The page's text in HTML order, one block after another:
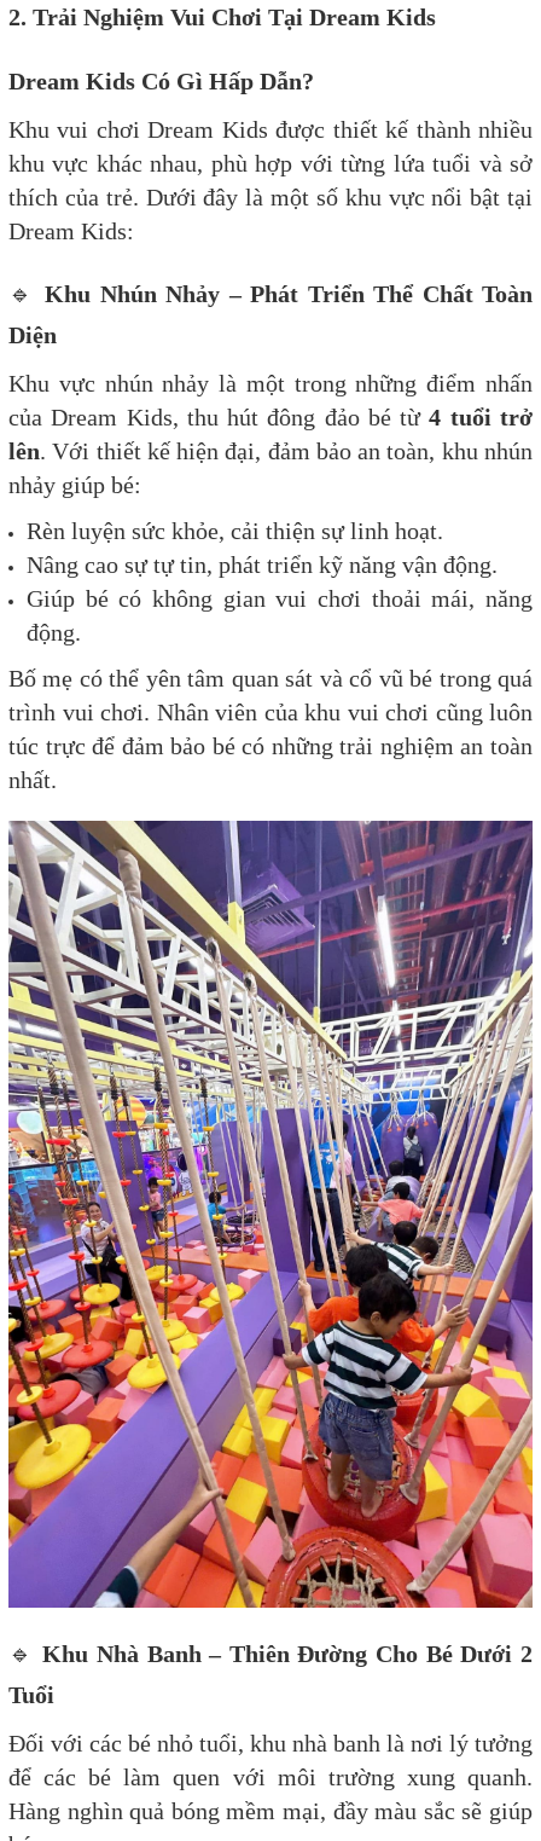
2. Trải Nghiệm Vui Chơi Tại Dream Kids
Dream Kids Có Gì Hấp Dẫn?
Khu vui chơi Dream Kids được thiết kế thành nhiều
khu vực khác nhau, phù hợp với từng lứa tuổi và sở
thích của trẻ. Dưới đây là một số khu vực nổi bật tại
Dream Kids:
🔹 Khu Nhún Nhảy – Phát Triển Thể Chất Toàn
Diện
Khu vực nhún nhảy là một trong những điểm nhấn
của Dream Kids, thu hút đông đảo bé từ4 tuổi trở
lên. Với thiết kế hiện đại, đảm bảo an toàn, khu nhún
nhảy giúp bé:
Rèn luyện sức khỏe, cải thiện sự linh hoạt.
Nâng cao sự tự tin, phát triển kỹ năng vận động.
Giúp bé có không gian vui chơi thoải mái, năng
động.
Bố mẹ có thể yên tâm quan sát và cổ vũ bé trong quá
trình vui chơi. Nhân viên của khu vui chơi cũng luôn
túc trực để đảm bảo bé có những trải nghiệm an toàn
nhất.
🔹Khu Nhà Banh – Thiên Đường Cho Bé Dưới 2
Tuổi
Đối với các bé nhỏ tuổi, khu nhà banh là nơi lý tưởng
để các bé làm quen với môi trường xung quanh.
Hàng nghìn quả bóng mềm mại, đầy màu sắc sẽ giúp